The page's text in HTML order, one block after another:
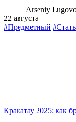
Arseniy
22 августа
#Предметный
Кракатау 2025: как